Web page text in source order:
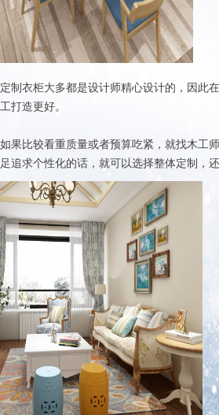
比较好。
7、从空间利用及美观度上看
定制衣柜大多都是设计师精心设计的，因此
工打造更好。
如果比较看重质量或者预算吃紧，就找木工
足追求个性化的话，就可以选择整体定制，